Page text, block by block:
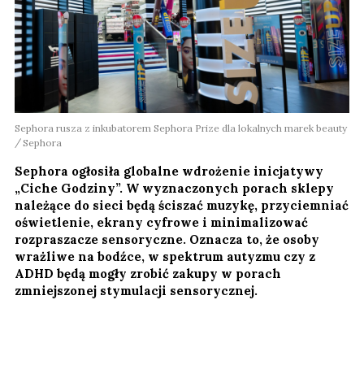
Sephora rusza z inkubatorem Sephora Prize dla lokalnych marek beauty
Sephora
Sephora ogłosiła globalne wdrożenie inicjatywy
„Ciche Godziny”. W wyznaczonych porach sklepy
należące do sieci będą ściszać muzykę, przyciemniać
oświetlenie, ekrany cyfrowe i minimalizować
rozpraszacze sensoryczne. Oznacza to, że osoby
wrażliwe na bodźce, w spektrum autyzmu czy z
ADHD będą mogły zrobić zakupy w porach
zmniejszonej stymulacji sensorycznej.